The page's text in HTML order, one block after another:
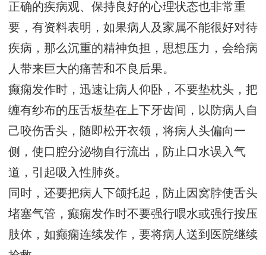
正确的疾病观、保持良好的心理状态也非常重
要，有资料表明，如果病人及家属不能很好对待
疾病，那么沉重的精神负担，思想压力，会给病
人带来巨大的痛苦和不良后果。
癫痫发作时，迅速让病人仰卧，不要垫枕头，把
缠有纱布的压舌板垫在上下牙齿间，以防病人自
己咬伤舌头，随即松开衣领，将病人头偏向一
侧，使口腔分泌物自行流出，防止口水误入气
道，引起吸入性肺炎。
同时，还要把病人下颌托起，防止因窝脖使舌头
堵塞气管，癫痫发作时不要强行喂水或强行按压
肢体，如癫痫连续发作，要将病人送到医院继续